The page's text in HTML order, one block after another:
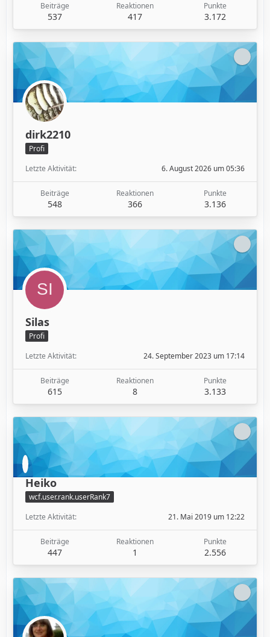
Beiträge
537
Reaktionen
417
Punkte
3.172
dirk2210
Profi
Letzte Aktivität
6. August 2026 um 05:36
Beiträge
548
Reaktionen
366
Punkte
3.136
Silas
Profi
Letzte Aktivität
24. September 2023 um 17:14
Beiträge
615
Reaktionen
8
Punkte
3.133
Heiko
wcf.user.rank.userRank7
Letzte Aktivität
21. Mai 2019 um 12:22
Beiträge
447
Reaktionen
1
Punkte
2.556